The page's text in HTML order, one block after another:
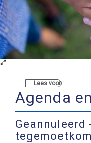
Lees voor
Agenda
Geannuleerd